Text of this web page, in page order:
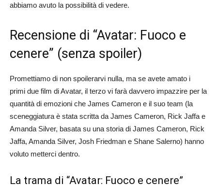
abbiamo avuto la possibilità di vedere.
Recensione di “Avatar: Fuoco e
cenere” (senza spoiler)
Promettiamo di non spoilerarvi nulla, ma se avete amato i
primi due film di Avatar, il terzo vi farà davvero impazzire per la
quantità di emozioni che James Cameron e il suo team (la
sceneggiatura è stata scritta da James Cameron, Rick Jaffa e
Amanda Silver, basata su una storia di James Cameron, Rick
Jaffa, Amanda Silver, Josh Friedman e Shane Salerno) hanno
voluto metterci dentro.
La trama di “Avatar: Fuoco e cenere”